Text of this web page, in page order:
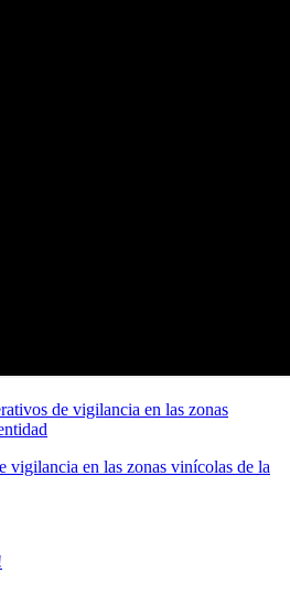
vigilancia en las zonas vinícolas de la